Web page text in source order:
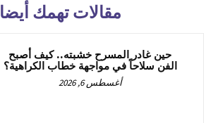
مقالات تهمك أيضا
حين غادر المسرح خشبته.. كيف أصبح
الفن سلاحاً في مواجهة خطاب الكراهية؟
أغسطس 6, 2026